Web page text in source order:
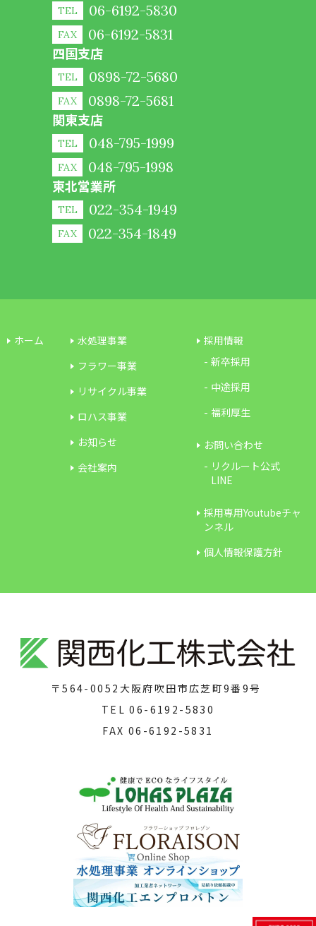
TEL 06-6192-5830
FAX 06-6192-5831
四国支店
TEL 0898-72-5680
FAX 0898-72-5681
関東支店
TEL 048-795-1999
FAX 048-795-1998
東北営業所
TEL 022-354-1949
FAX 022-354-1849
ホーム
水処理事業
フラワー事業
リサイクル事業
ロハス事業
お知らせ
会社案内
採用情報
新卒採用
中途採用
福利厚生
お問い合わせ
リクルート公式
LINE
採用専用Youtubeチャ
ンネル
個人情報保護方針
〒564-0052 大阪府吹田市広芝町9番9号
TEL06-6192-5830
FAX 06-6192-5831